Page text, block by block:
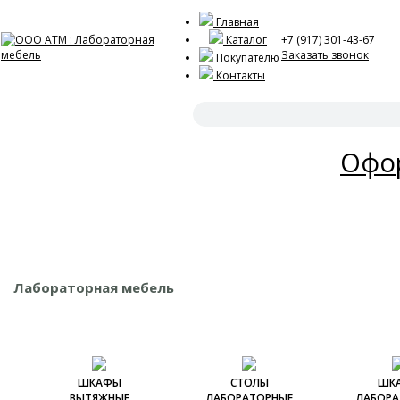
Главная
Каталог
Покупателю
Контакты
+7 (917) 301-43-67
Заказать звонок
Лабораторная мебель
ШКАФЫ
СТОЛЫ